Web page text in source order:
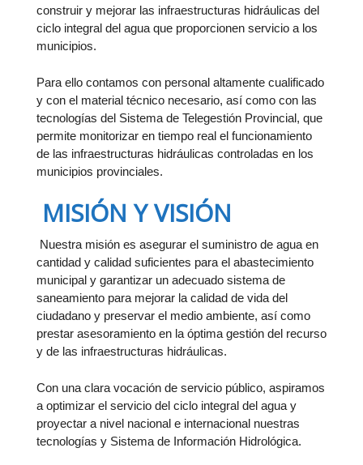
construir y mejorar las infraestructuras hidráulicas del
ciclo integral del agua que proporcionen servicio a los
municipios.
Para ello contamos con personal altamente cualificado
y con el material técnico necesario, así como con las
tecnologías del Sistema de Telegestión Provincial, que
permite monitorizar en tiempo real el funcionamiento
de las infraestructuras hidráulicas controladas en los
municipios provinciales.
MISIÓN Y VISIÓN
Nuestra misión es asegurar el suministro de agua en
cantidad y calidad suficientes para el abastecimiento
municipal y garantizar un adecuado sistema de
saneamiento para mejorar la calidad de vida del
ciudadano y preservar el medio ambiente, así como
prestar asesoramiento en la óptima gestión del recurso
y de las infraestructuras hidráulicas.
Con una clara vocación de servicio público, aspiramos
a optimizar el servicio del ciclo integral del agua y
proyectar a nivel nacional e internacional nuestras
tecnologías y Sistema de Información Hidrológica.